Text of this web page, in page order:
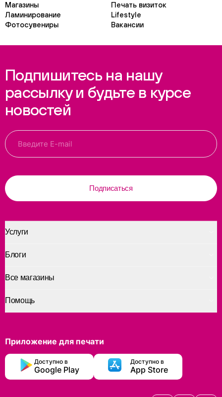
Магазины
Печать визиток
Ламинирование
Lifestyle
Фотосувениры
Вакансии
Подпишитесь на нашу
рассылку и будьте в курсе
новостей
Подписаться
Услуги
Помощь
Блоги
Все магазины
Приложение для печати
Доступно в
Google Play
Доступно в
App Store